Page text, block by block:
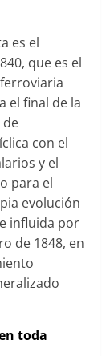
es el
que es el
el final de la
de
con el
y el
para el
evolución
influida por
de 1848, en
toda